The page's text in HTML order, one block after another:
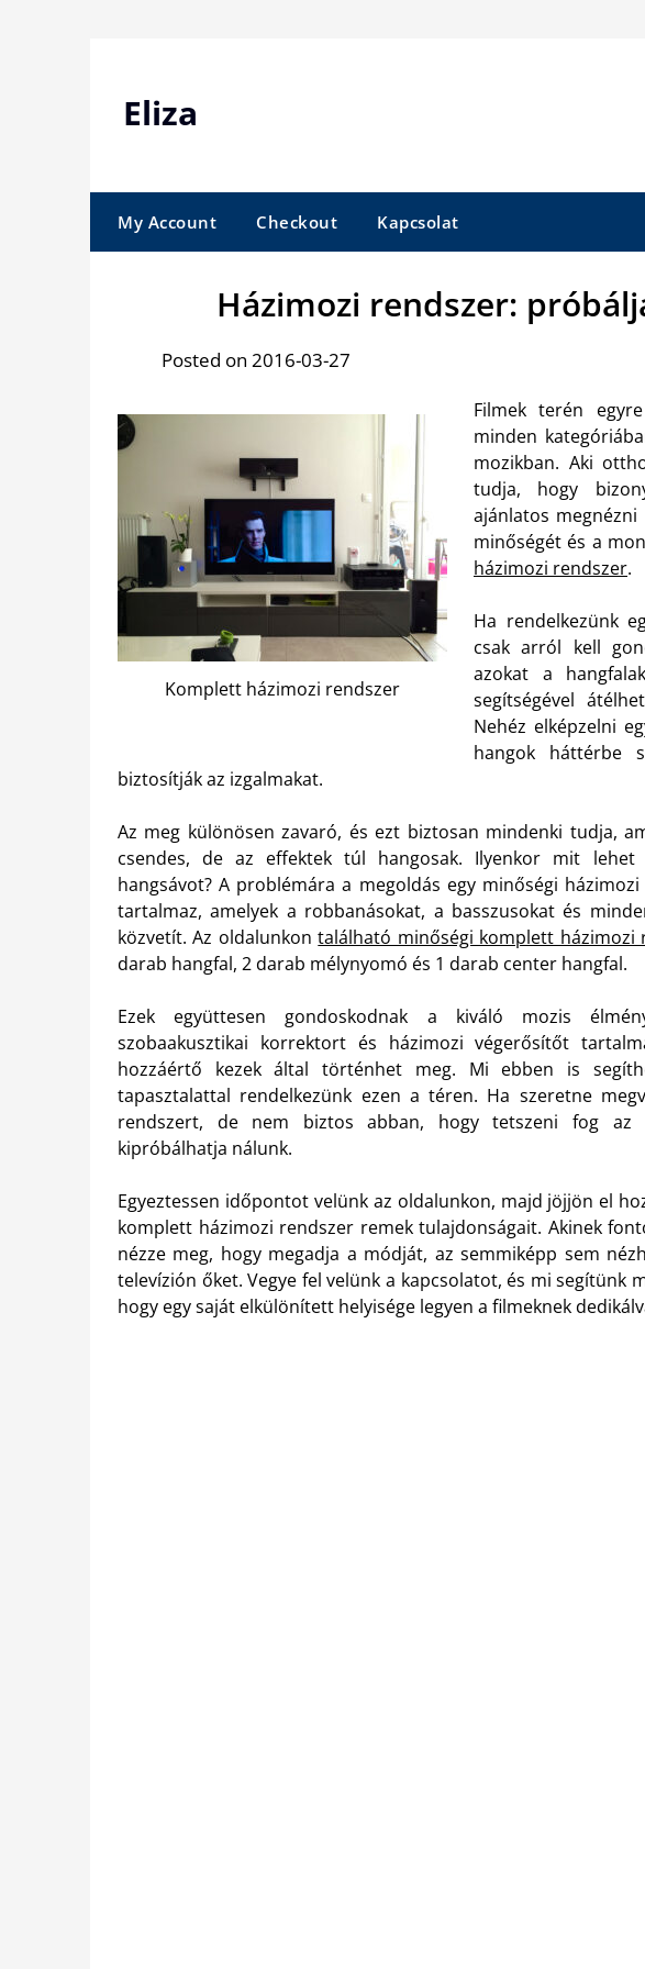
Eliza
My Account Checkout Kapcsolat
Házimozi rendszer:
Posted on 2016-03-27
Komplett házimozi rendszer
Filmek terén
minden
mozikban. Aki
tudja, hogy
ajánlatos
minőségét és a
házimozi rendszer.
Ha rendelkezünk
csak arról kell
azokat a
segítségével
Nehéz elképzelni
hangok háttérbe
biztosítják az izgalmakat.
Az meg különösen zavaró, és ezt biztosan mindenki tudja,
csendes, de az effektek túl hangosak. Ilyenkor mit lehet
hangsávot? A problémára a megoldás egy minőségi
tartalmaz, amelyek a robbanásokat, a basszusokat és
közvetít. Az oldalunkontalálható minőségi komplett házimozi
darab hangfal, 2 darab mélynyomó és 1 darab center hangfal.
Ezek együttesen gondoskodnak a kiváló mozis
szobaakusztikai korrektort és házimozi végerősítőt
hozzáértő kezek által történhet meg. Mi ebben is
tapasztalattal rendelkezünk ezen a téren. Ha szeretne
rendszert, de nem biztos abban, hogy tetszeni fog az
kipróbálhatja nálunk.
Egyeztessen időpontot velünk az oldalunkon, majd jöjjön el
komplett házimozi rendszer remek tulajdonságait. Akinek
nézze meg, hogy megadja a módját, az semmiképp sem
televízión őket. Vegye fel velünk a kapcsolatot, és mi segítünk
hogy egy saját elkülönített helyisége legyen a filmeknek